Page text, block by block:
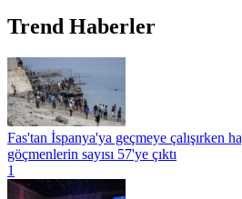
Trend Haberler
Fas'tan İspanya'ya geçmeye çalışırken
göçmenlerin sayısı 57'ye çıktı
1